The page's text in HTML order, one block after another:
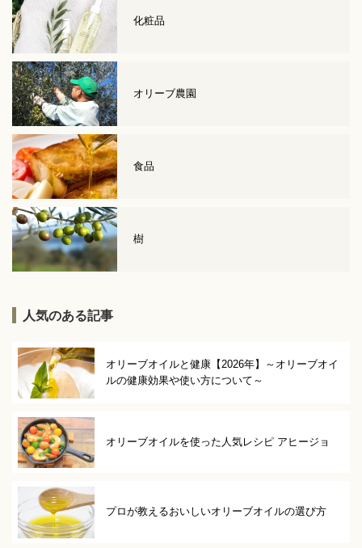
化粧品
オリーブ農園
食品
樹
人気のある記事
オリーブオイルと健康【2026年】～オリーブオイ
ルの健康効果や使い方について～
オリーブオイルを使った人気レシピ アヒージョ
プロが教えるおいしいオリーブオイルの選び方